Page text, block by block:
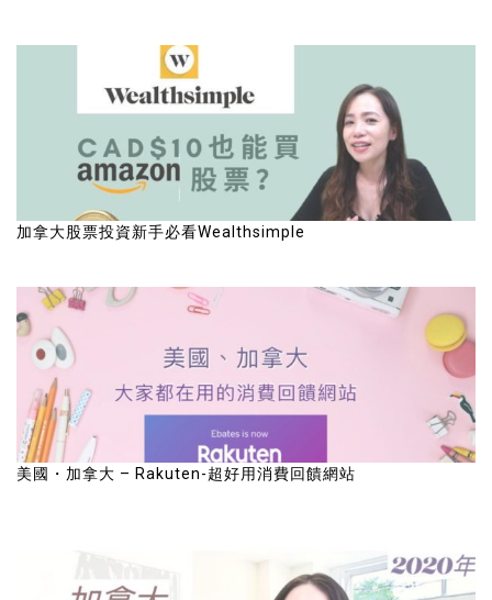
加拿大股票投資新手必看Wealthsimple
美國・加拿大 – Rakuten-超好用消費回饋網站